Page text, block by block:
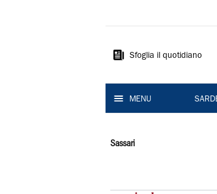
Sardegna
Sfoglia il quotidiano
MENU
Sassari